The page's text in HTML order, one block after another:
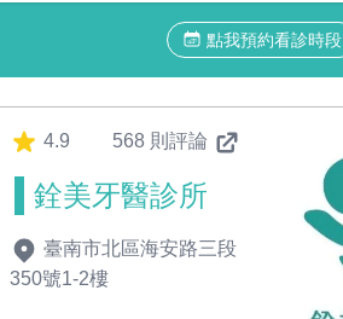
點我預約看診時段
4.9 568 則評論
銓美牙醫診所
臺南市北區海安路三段
350號1-2樓